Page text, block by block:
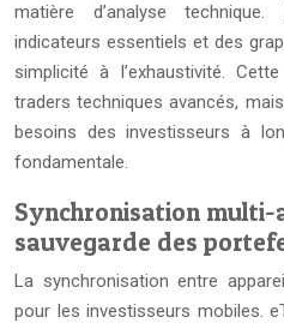
matière d’analyse
indicateurs essentiels et des
simplicité à l’exhaustivité.
traders techniques avancés,
besoins des investisseurs à
fondamentale.
Synchronisation multi-
sauvegarde des
La synchronisation entre
pour les investisseurs mobiles.